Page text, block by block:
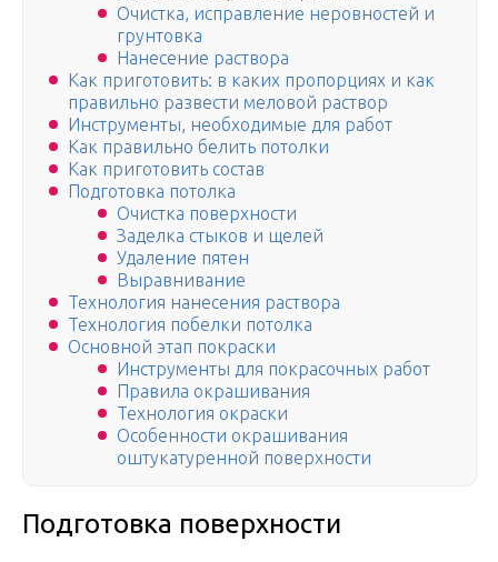
Очистка, исправление неровностей и
грунтовка
Нанесение раствора
Как приготовить: в каких пропорциях и как
правильно развести меловой раствор
Инструменты, необходимые для работ
Как правильно белить потолки
Как приготовить состав
Подготовка потолка
Очистка поверхности
Заделка стыков и щелей
Удаление пятен
Выравнивание
Технология нанесения раствора
Технология побелки потолка
Основной этап покраски
Инструменты для покрасочных работ
Правила окрашивания
Технология окраски
Особенности окрашивания
оштукатуренной поверхности
Подготовка поверхности